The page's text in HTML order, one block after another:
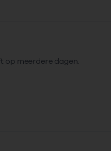
op meerdere dagen.